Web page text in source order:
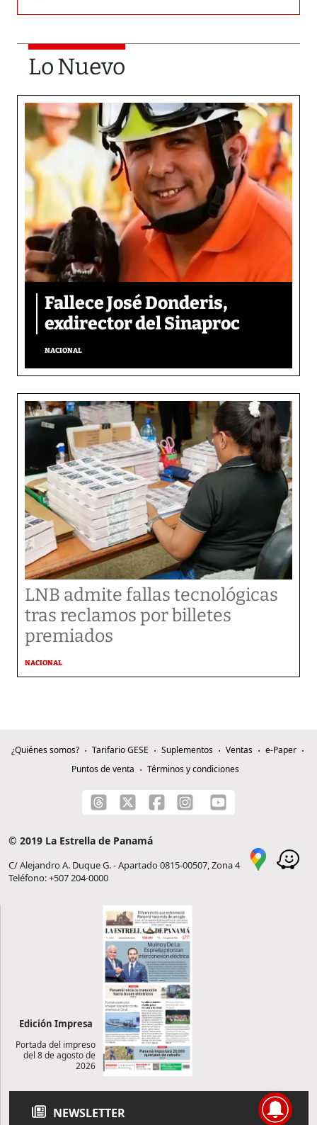
Lo Nuevo
Fallece José Donderis,
exdirector del Sinaproc
NACIONAL
LNB admite fallas tecnológicas
tras reclamos por billetes
premiados
NACIONAL
¿Quiénes somos? Tarifario GESE Suplementos Ventas
e-Paper
Puntos de venta
Términos y condiciones
© 2019 La Estrella de Panamá
C/ Alejandro A. Duque G. - Apartado 0815-00507, Zona 4
Teléfono: +507 204-0000
Edición Impresa
Portada del impreso
del 8 de agosto de
2026
NEWSLETTER